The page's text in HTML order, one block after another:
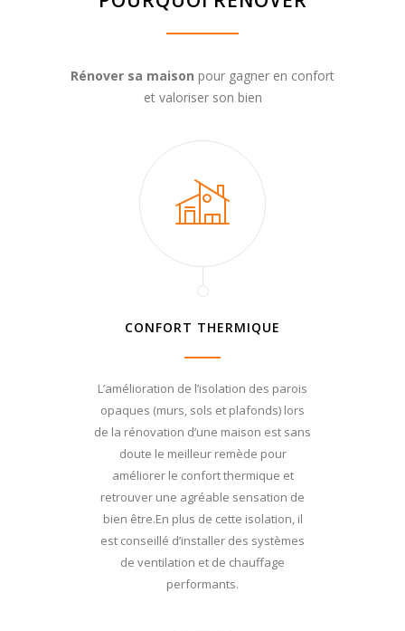
Rénover sa maison pour gagner en confort
et valoriser son bien
CONFORT THERMIQUE
L’amélioration de l’isolation des parois
opaques (murs, sols et plafonds) lors
de la rénovation d’une maison est sans
doute le meilleur remède pour
améliorer le confort thermique et
retrouver une agréable sensation de
bien être.En plus de cette isolation, il
est conseillé d’installer des systèmes
de ventilation et de chauffage
performants.